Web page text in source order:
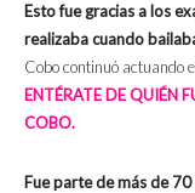
Esto fue gracias a los
realizaba cuando
Cobo continuó actuando
ENTÉRATE DE QUIÉN
COBO.
Fue parte de más de 70